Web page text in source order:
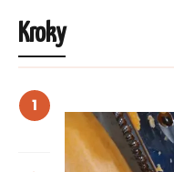
Kroky
1